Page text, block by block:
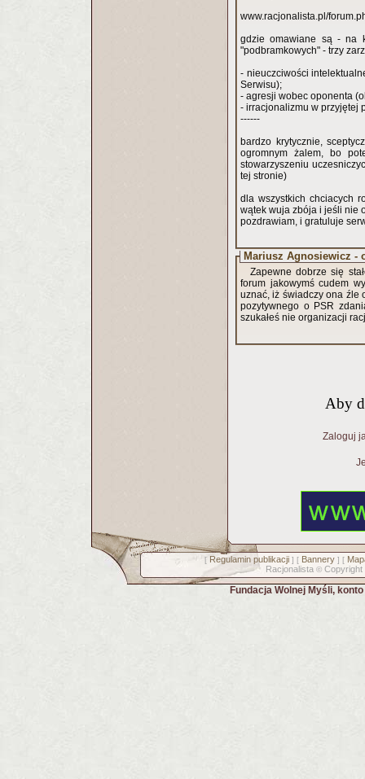
www.racjonalista.pl/
gdzie omawiane są - na
"podbramkowych" - trzy
- nieuczciwości
Serwisu);
- agresji wobec oponenta
- irracjonalizmu w przyjętej
------
bardzo krytycznie,
ogromnym żalem, bo
stowarzyszeniu
tej stronie)
dla wszystkich chciacych
wątek wuja zbója i jeśli nie
pozdrawiam, i gratuluje
Mariusz Agnosiewicz -
Zapewne dobrze się
forum jakowymś cudem
uznać, iż świadczy ona źle
pozytywnego o PSR
szukałeś nie organizacji
Aby
Zaloguj
[ Regulamin publikacji] [ Bannery] [
Racjonalista © Copyright
Fundacja Wolnej Myśli,